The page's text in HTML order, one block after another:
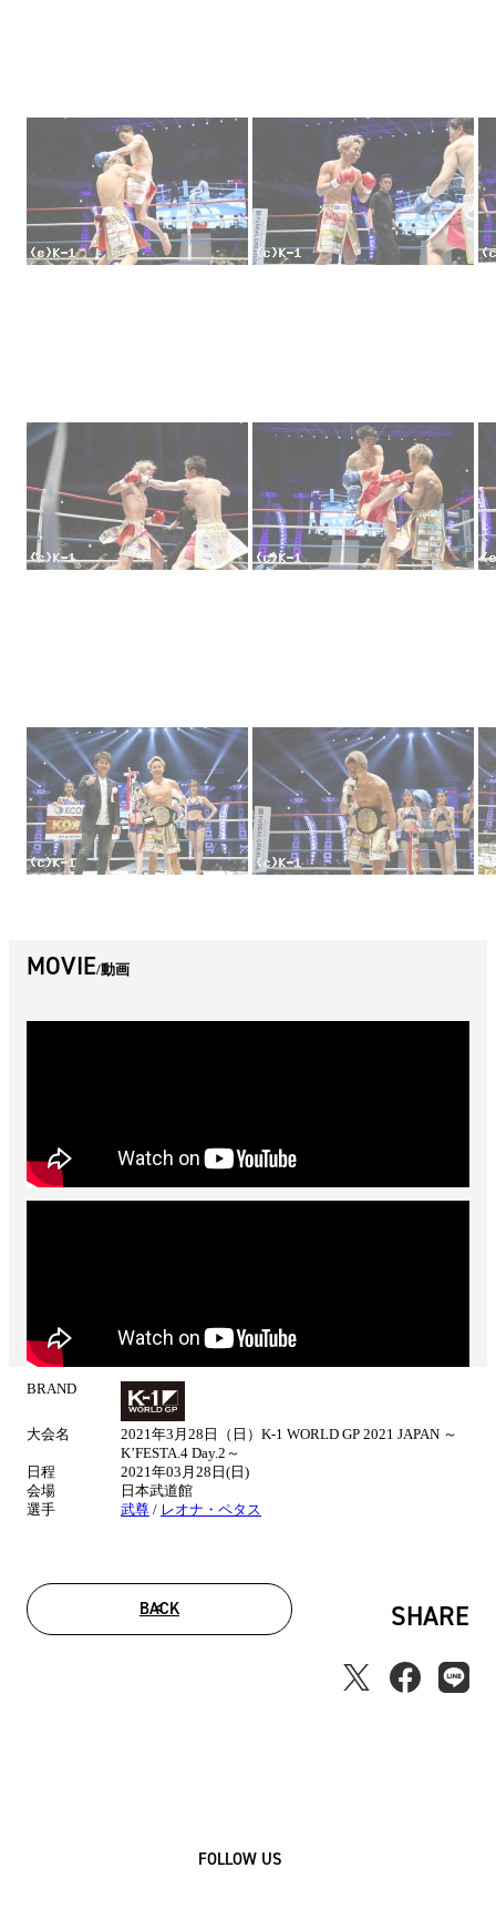
MOVIE 動画
BRAND
大会名
2021年3月28日（日）K-1 WORLD GP 2021 JAPAN ～
K’FESTA.4 Day.2～
日程
2021年03月28日(日)
会場
日本武道館
選手
武尊 / レオナ・ペタス
BACK SHARE
FOLLOW US